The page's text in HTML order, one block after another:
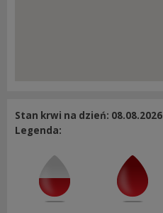
Stan krwi na dzień: 08.08.2026
Legenda: